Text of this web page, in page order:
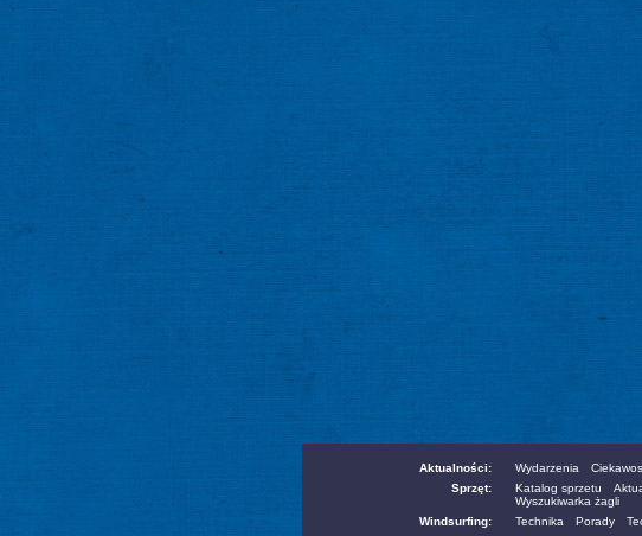
Aktualności: Wydarzenia
Sprzęt:
Katalog sprzetu
Wyszukiwarka żagli
Windsurfing:
Technika Porady